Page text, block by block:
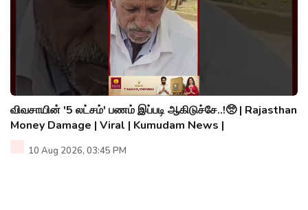
விவசாயின் '5 லட்சம்' பணம் இப்படி ஆகிடுச்சே..!🥺 | Rajasthan
Money Damage | Viral | Kumudam News |
10 Aug 2026, 03:45 PM